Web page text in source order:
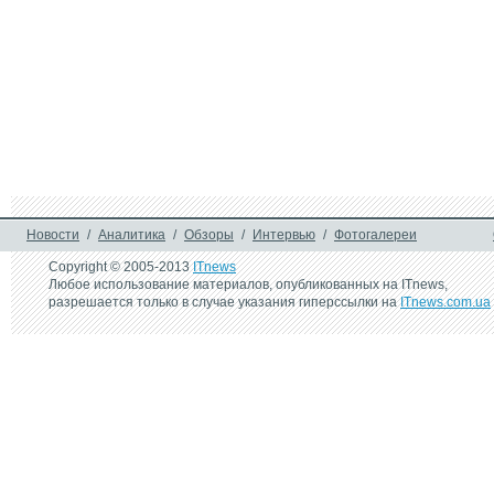
Новости / Аналитика / Обзоры / Интервью / Фотогалереи
Copyright © 2005-2013ITnews
Любое использование материалов, опубликованных на ITnews,
разрешается только в случае указания гиперссылки наITnews.com.ua